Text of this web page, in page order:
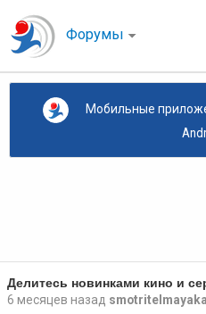
Форумы
Мобильные
Делитесь новинками кино и
6 месяцев назад smotritelmayaka